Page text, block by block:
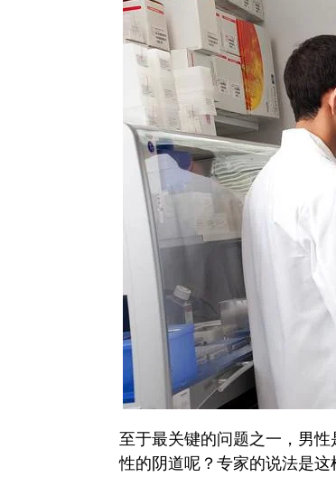
至于最关键的问题之一，男
性的阴道呢？专家的说法是